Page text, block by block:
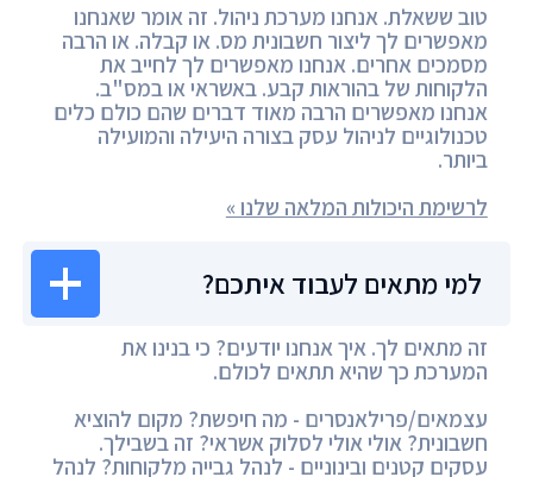
טוב ששאלת. אנחנו מערכת ניהול. זה אומר שאנחנו
מאפשרים לך ליצור חשבונית מס. או קבלה. או הרבה
מסמכים אחרים. אנחנו מאפשרים לך לחייב את
הלקוחות של בהוראות קבע. באשראי או במס"ב.
אנחנו מאפשרים הרבה מאוד דברים שהם כולם כלים
טכנולוגיים לניהול עסק בצורה היעילה והמועילה
ביותר.
לרשימת היכולות המלאה שלנו »
למי מתאים לעבוד איתכם?
זה מתאים לך. איך אנחנו יודעים? כי בנינו את
המערכת כך שהיא תתאים לכולם.
עצמאים/פרילאנסרים - מה חיפשת? מקום להוציא
חשבונית? אולי אולי לסלוק אשראי? זה בשבילך.
עסקים קטנים ובינוניים - לנהל גבייה מלקוחות? לנהל